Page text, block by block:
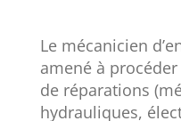
Le mécanicien
amené à
de réparations
hydrauliques,